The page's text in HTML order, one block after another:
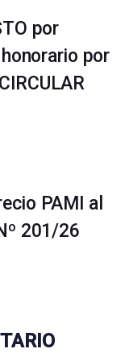
por
por
PAMI al
201/26